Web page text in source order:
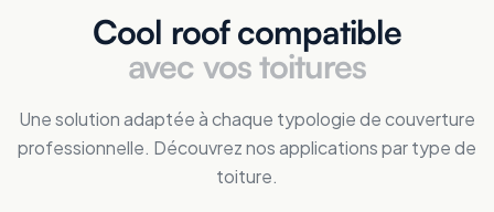
Cool roof compatible
avec vos toitures
Une solution adaptée à chaque typologie de couverture
professionnelle. Découvrez nos applications par type de
toiture.